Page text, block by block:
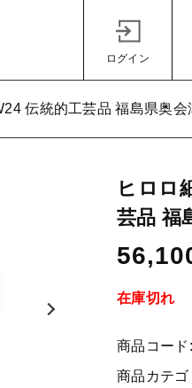
ログイン
伝統的工芸品 福島県奥
ヒロロ
芸品 福
在庫切れ
商品コード:
商品カテゴ
県奥会津三島 編み組細工